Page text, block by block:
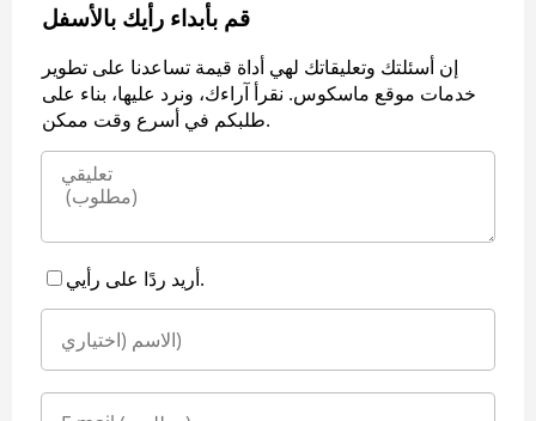
قم بأبداء رأيك بالأسفل
إن أسئلتك وتعليقاتك لهي أداة قيمة تساعدنا على تطوير
خدمات موقع ماسكوس. نقرأ آراءك، ونرد عليها، بناء على
طلبكم في أسرع وقت ممكن.
أريد ردًا على رأيي.